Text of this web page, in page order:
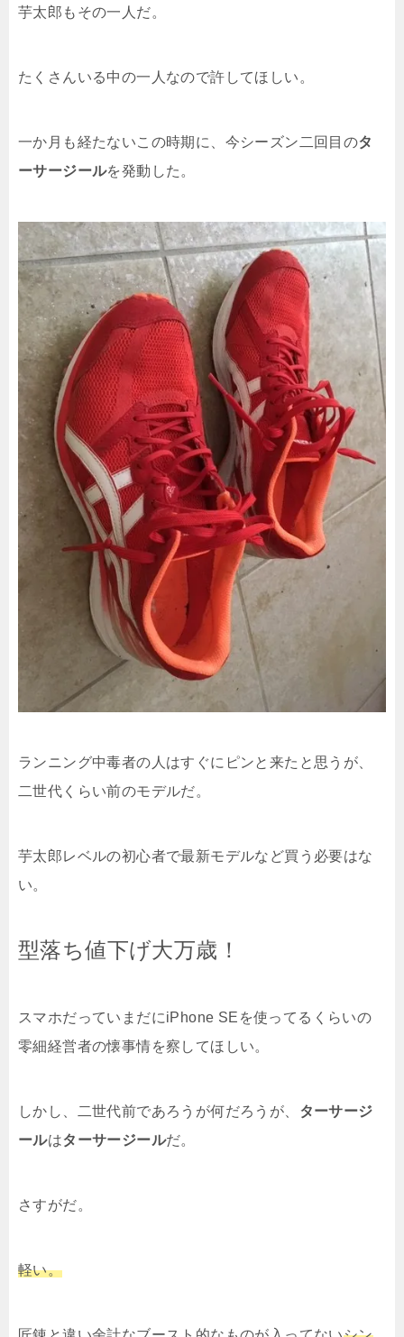
芋太郎もその一人だ。
たくさんいる中の一人なので許してほしい。
一か月も経たないこの時期に、今シーズン二回目のタ
ーサージールを発動した。
ランニング中毒者の人はすぐにピンと来たと思うが、
二世代くらい前のモデルだ。
芋太郎レベルの初心者で最新モデルなど買う必要はな
い。
型落ち値下げ大万歳！
スマホだっていまだにiPhone SEを使ってるくらいの
零細経営者の懐事情を察してほしい。
しかし、二世代前であろうが何だろうが、 ターサージ
ールはターサージールだ。
さすがだ。
軽い。